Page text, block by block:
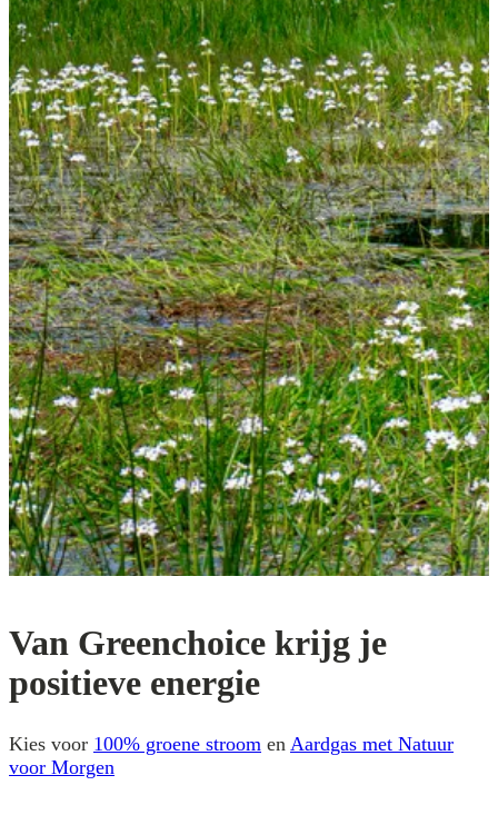
Invloed Midden-Oosten op energieprijzen
De onrust in het Midden-Oosten heeft ook invloed op de
energiemarkt. Bekijk onze pagina voor meer informatie en lees wat
dit betekent voor jouw contract.
Lees meer
Van Greenchoice krijg je
positieve energie
Kies voor 100% groene stroom en Aardgas met Natuur
voor Morgen